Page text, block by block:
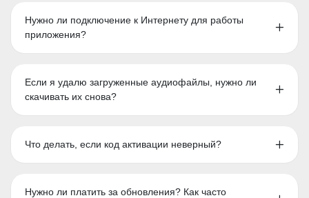
Нужно ли подключение к Интернету для работы
приложения?
Если я удалю загруженные аудиофайлы, нужно ли
скачивать их снова?
Что делать, если код активации неверный?
Нужно ли платить за обновления? Как часто